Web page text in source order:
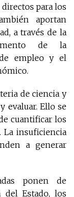
para los
aportan
a través de la
de la
empleo y el
de ciencia y
evaluar. Ello se
cuantificar los
La insuficiencia
a generar
ponen de
Estado, los